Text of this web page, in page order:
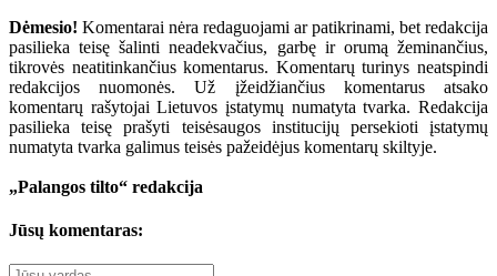
Dėmesio! Komentarai nėra redaguojami ar patikrinami, bet redakcija
pasilieka teisę šalinti neadekvačius, garbę ir orumą žeminančius,
tikrovės neatitinkančius komentarus. Komentarų turinys neatspindi
redakcijos nuomonės. Už įžeidžiančius komentarus atsako
komentarų rašytojai Lietuvos įstatymų numatyta tvarka. Redakcija
pasilieka teisę prašyti teisėsaugos institucijų persekioti įstatymų
numatyta tvarka galimus teisės pažeidėjus komentarų skiltyje.
„Palangos tilto“ redakcija
Jūsų komentaras: